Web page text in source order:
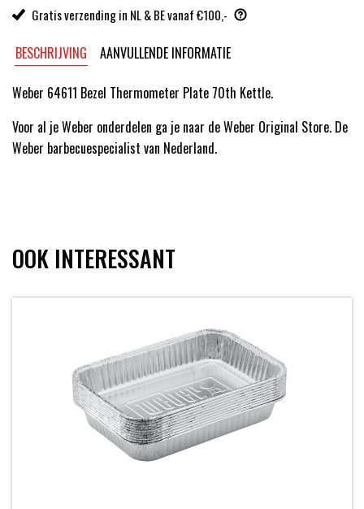
Gratis verzending in NL & BE vanaf €100,-
BESCHRIJVING AANVULLENDE INFORMATIE
Weber 64611 Bezel Thermometer Plate 70th Kettle.
Voor al je Weber onderdelen ga je naar de Weber Original Store. De
Weber barbecuespecialist van Nederland.
OOK INTERESSANT